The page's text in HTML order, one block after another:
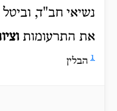
נשיאי חב"ד,
את התרעומות
1 הבלין